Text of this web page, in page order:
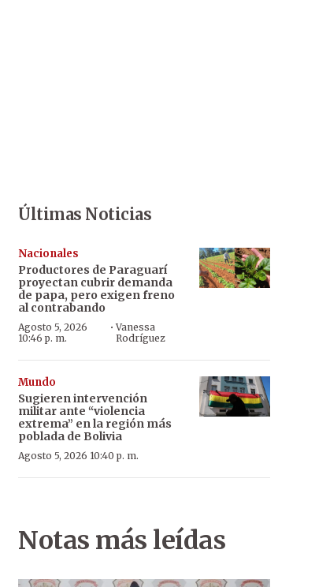
Últimas Noticias
Nacionales
Productores de Paraguarí
proyectan cubrir demanda
de papa, pero exigen freno
al contrabando
Agosto 5, 2026
10:46 p. m.
·Vanessa
Rodríguez
Mundo
Sugieren intervención
militar ante “violencia
extrema” en la región más
poblada de Bolivia
Agosto 5, 2026 10:40 p. m.
Notas más leídas